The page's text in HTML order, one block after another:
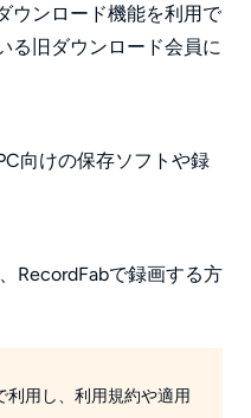
ウンロード機能を利用で
る旧ダウンロード会員に
向けの保存ソフトや録
RecordFabで録画する方
用し、利用規約や適用